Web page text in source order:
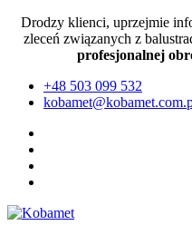
Drodzy klienci, uprzejmie
zleceń związanych z
profesjonalnej
+48 503 099 532